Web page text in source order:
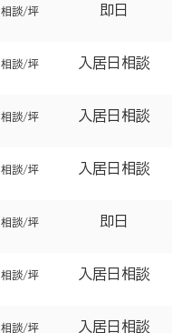
相談/坪 即日
相談/坪 入居日相談
相談/坪 入居日相談
相談/坪 入居日相談
相談/坪 即日
相談/坪 入居日相談
相談/坪 入居日相談